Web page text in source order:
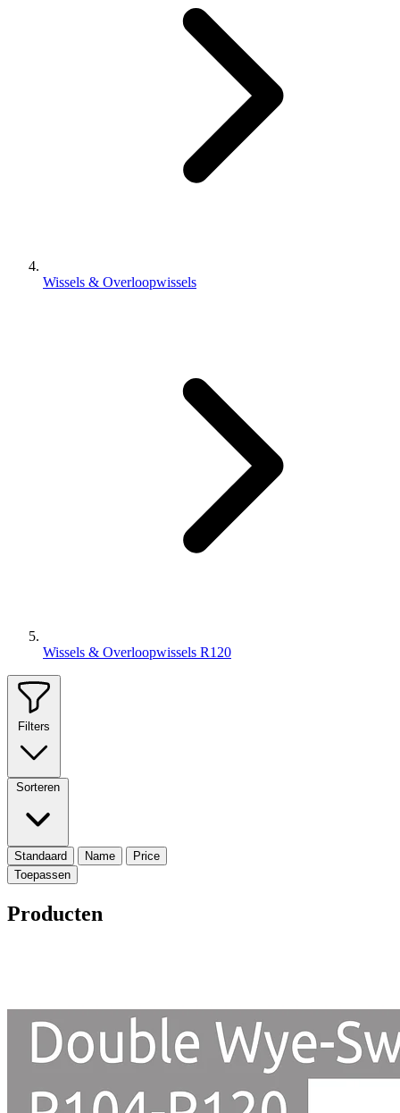
Wissels & Overloopwissels
Wissels & Overloopwissels R120
Filters
Sorteren
Standaard Name Price
Producten